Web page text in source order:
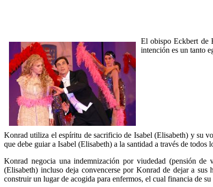
El obispo Eckbert de
intención es un tanto
Konrad utiliza el espíritu de sacrificio de Isabel (Elisabeth) y su
que debe guiar a Isabel (Elisabeth) a la santidad a través de todos
Konrad negocia una indemnización por viudedad (pensión
(Elisabeth) incluso deja convencerse por Konrad de dejar a
construir un lugar de acogida para enfermos, el cual financia de